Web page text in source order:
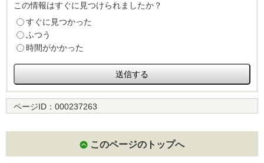
この情報はすぐに見つけられましたか？
すぐに見つかった
ふつう
時間がかかった
ページID： 000237263
このページのトップへ